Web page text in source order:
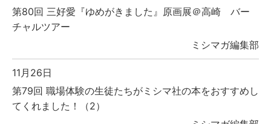
第80回 三好愛『ゆめがきました』原画展＠高崎 バー
チャルツアー
ミシマガ編集部
11月26日
第79回 職場体験の生徒たちがミシマ社の本をおすすめし
てくれました！（2）